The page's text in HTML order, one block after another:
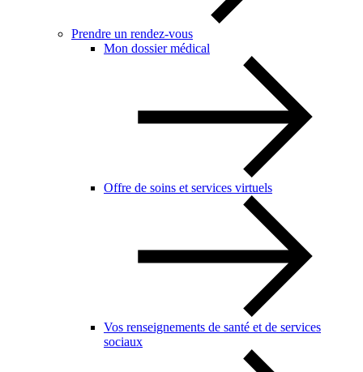
Prendre un rendez-vous
Mon dossier médical
Offre de soins et services virtuels
Vos renseignements de santé et de services
sociaux